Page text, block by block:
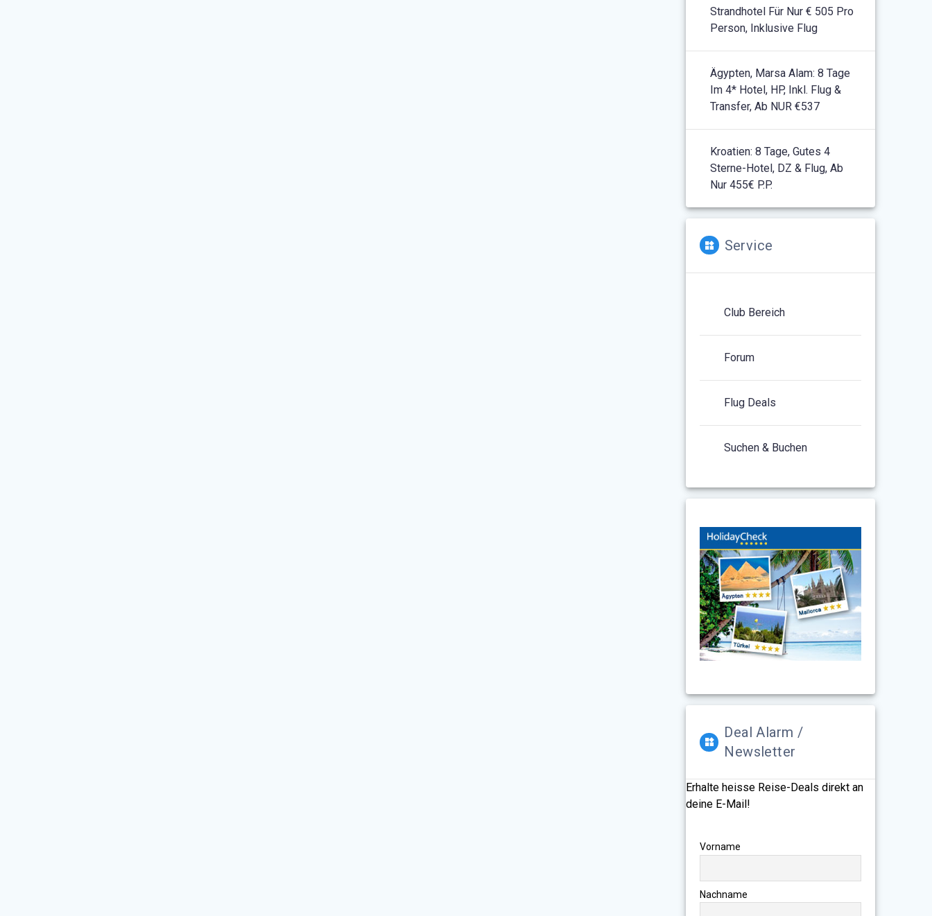
Strandhotel Für Nur € 505 Pro
Person, Inklusive Flug
Ägypten, Marsa Alam: 8 Tage
Im 4* Hotel, HP, Inkl. Flug &
Transfer, Ab NUR €537
Kroatien: 8 Tage, Gutes 4
Sterne-Hotel, DZ & Flug, Ab
Nur 455€ P.P.
Service
Club Bereich
Forum
Flug Deals
Suchen & Buchen
Deal Alarm /
Newsletter
Erhalte heisse Reise-Deals direkt an
deine E-Mail!
Vorname
Nachname